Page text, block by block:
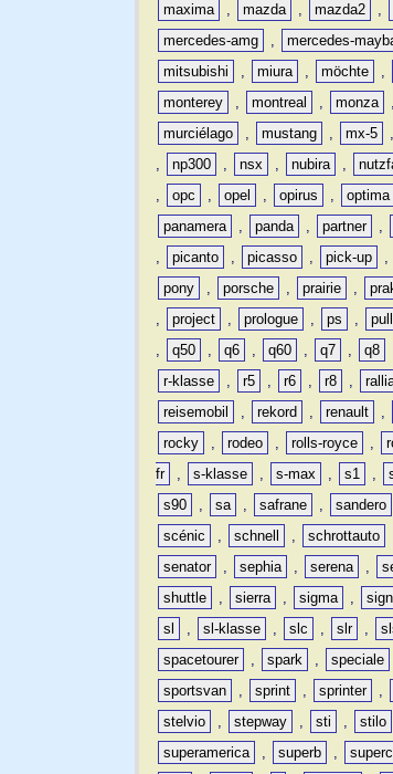
maxima
, mazda , mazda2 ,
mercedes-amg
, mercedes-
mitsubishi
, miura , möchte ,
monterey
, montreal , monza ,
murciélago
, mustang , mx-5 ,
,
np300 , nsx , nubira ,
,
opc , opel , opirus , optima
panamera
, panda , partner ,
,
picanto , picasso , pick-up ,
pony
, porsche , prairie ,
,
project , prologue , ps ,
,
q50 , q6 , q60 , q7 , q8
r-klasse
, r5 , r6 , r8 ,
reisemobil
, rekord , renault ,
rocky
, rodeo , rolls-royce ,
fr
, s-klasse , s-max , s1 ,
s90
, sa , safrane , sandero
scénic
, schnell , schrottauto
senator
, sephia , serena ,
shuttle
, sierra , sigma ,
sl
, sl-klasse , slc , slr ,
spacetourer
, spark , speciale
sportsvan
, sprint , sprinter ,
stelvio
, stepway , sti , stilo
superamerica
, superb ,